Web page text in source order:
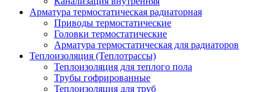
Арматура термостатическая радиаторная
Приводы термостатические
Головки термостатические
Арматура термостатическая для радиаторов
Теплоизоляция (Теплотрассы)
Теплоизоляция для теплого пола
Трубы гофрированные
Теплоизоляция для труб